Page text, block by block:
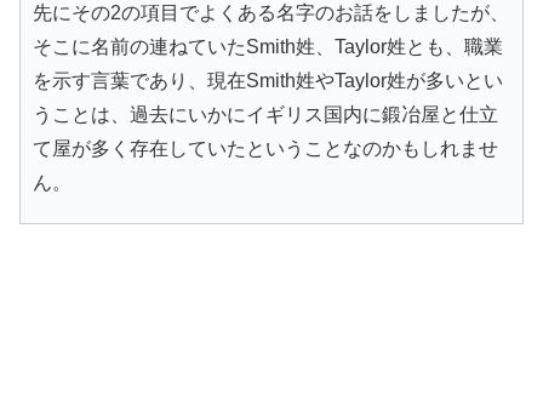
先にその2の項目でよくある名字のお話をしましたが、
そこに名前の連ねていたSmith姓、Taylor姓とも、職業
を示す言葉であり、現在Smith姓やTaylor姓が多いとい
うことは、過去にいかにイギリス国内に鍛冶屋と仕立
て屋が多く存在していたということなのかもしれませ
ん。